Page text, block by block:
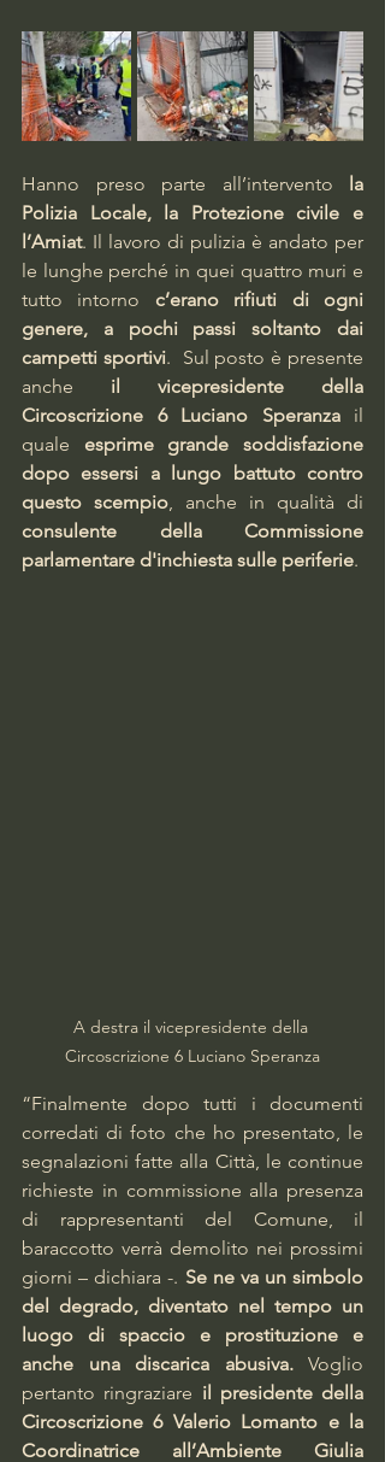
Hanno preso parte all’intervento la
Polizia Locale, la Protezione civile e
l’Amiat. Il lavoro di pulizia è andato per
le lunghe perché in quei quattro muri e
tutto intorno c’erano rifiuti di ogni
genere, a pochi passi soltanto dai
campetti sportivi.  Sul posto è presente
anche il vicepresidente della
Circoscrizione 6 Luciano Speranza il
quale esprime grande soddisfazione
dopo essersi a lungo battuto contro
questo scempio
consulente della Commissione
parlamentare d'inchiesta sulle periferie.
A destra il vicepresidente della
Circoscrizione 6 Luciano Speranza
“Finalmente dopo tutti i documenti
corredati di foto che ho presentato, le
segnalazioni fatte alla Città, le continue
richieste in commissione alla presenza
di rappresentanti del Comune, il
baraccotto verrà demolito nei prossimi
giorni – dichiara -. Se ne va un simbolo
del degrado, diventato nel tempo un
luogo di spaccio e prostituzione e
anche una discarica abusiva. Voglio
pertanto ringraziare il presidente della
Circoscrizione 6 Valerio Lomanto e la
Coordinatrice all’Ambiente Giulia